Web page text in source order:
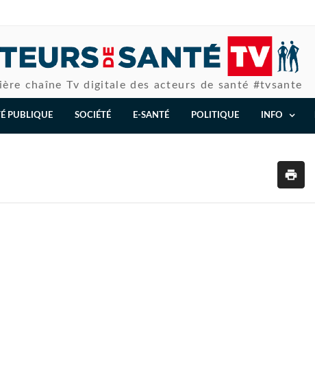
chaîne Tv digitale des acteurs de santé #tvsante
PUBLIQUE SOCIÉTÉ E-SANTÉ POLITIQUE INFO